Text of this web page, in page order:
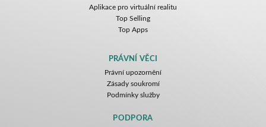
Aplikace pro virtuální realitu
Top Selling
Top Apps
PRÁVNÍ VĚCI
Právní upozornění
Zásady soukromí
Podmínky služby
PODPORA